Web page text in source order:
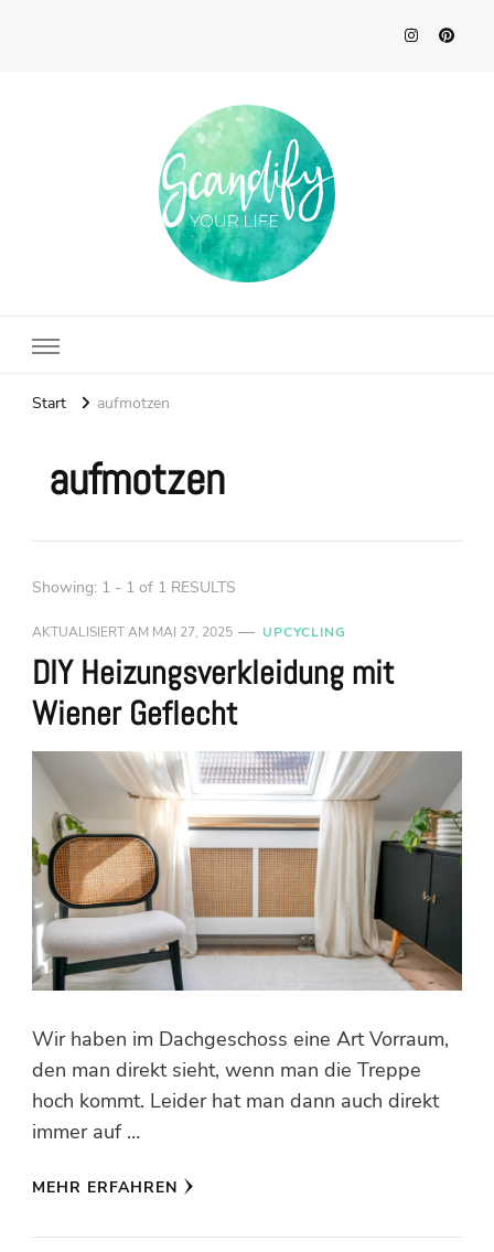
Start aufmotzen
aufmotzen
Showing: 1 - 1 of 1 RESULTS
AKTUALISIERT AM MAI 27, 2025 UPCYCLING
DIY Heizungsverkleidung mit
Wiener Geflecht
Wir haben im Dachgeschoss eine Art Vorraum,
den man direkt sieht, wenn man die Treppe
hoch kommt. Leider hat man dann auch direkt
immer auf …
MEHR ERFAHREN